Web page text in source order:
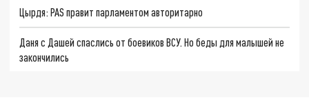
Цырдя: PAS правит парламентом авторитарно
Даня с Дашей спаслись от боевиков ВСУ. Но беды для малышей не
закончились